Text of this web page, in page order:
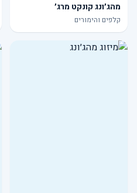
מהג׳ונג קונקט מרג׳
קלפים והימורים